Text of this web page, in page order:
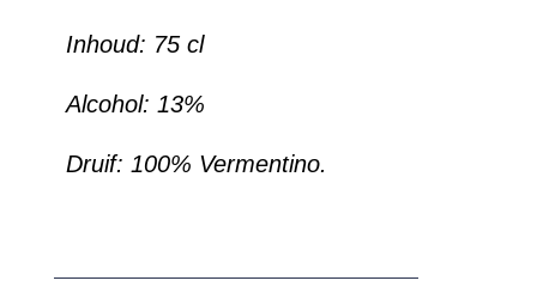
Inhoud: 75 cl
Alcohol: 13%
Druif: 100% Vermentino.